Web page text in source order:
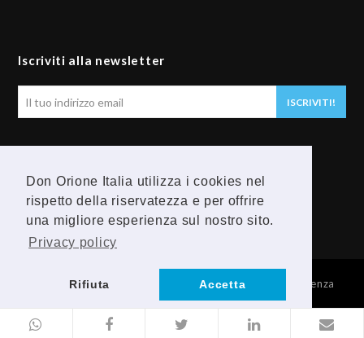
Don Orione Italia utilizza i cookies nel
rispetto della riservatezza e per offrire
una migliore esperienza sul nostro sito.
Privacy policy
Rifiuta Accetta
Iscriviti alla newsletter
ISCRIVITI!
F
b
Y
o
t
© 2026 Provincia Religiosa Madre della Divina Provvidenza